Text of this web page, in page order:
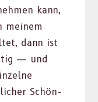
kann,
meinem
dann ist
— und
Schön­